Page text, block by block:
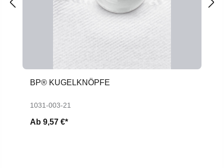
BP® KUGELKNÖPFE
1031-003-21
Ab 9,57 €*